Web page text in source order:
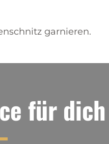
garnieren.
für dich